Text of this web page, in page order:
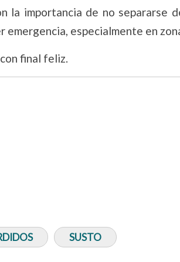
la importancia de no separarse
emergencia, especialmente en
final feliz.
SUSTO